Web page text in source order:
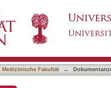
Medizinische Fakultät →